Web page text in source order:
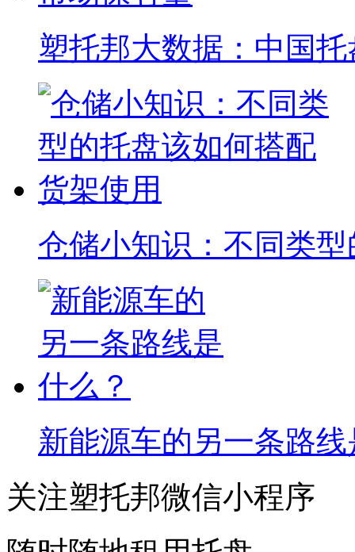
塑托邦大数据：中国
仓储小知识：不同类
新能源车的另一条路
关注塑托邦微信小程序